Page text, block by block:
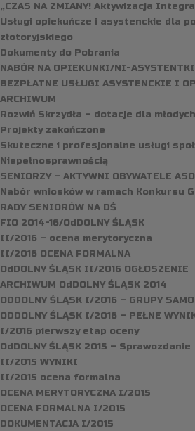
„CZAS NA ZMIANY! Aktywizacja
Usługi opiekuńcze i asystenckie dla
złotoryjskiego
Dokumenty do Pobrania
NABÓR NA OPIEKUNKI/NI-
BEZPŁATNE USŁUGI ASYSTENCKIE I
ARCHIWUM
Rozwiń Skrzydła – dotacje dla młodych
Projekty zakończone
Skuteczne i profesjonalne usługi
Niepełnosprawnością
SENIORZY – AKTYWNI OBYWATELE
Nabór wniosków w ramach Konkursu
RADY SENIORÓW NA DŚ
FIO 2014-16/OdDOLNY ŚLĄSK
II/2016 – ocena merytoryczna
II/2016 OCENA FORMALNA
OdDOLNY ŚLĄSK II/2016 OGŁOSZENIE
ARCHIWUM OdDOLNY ŚLĄSK 2014
ODDOLNY ŚLĄSK I/2016 – GRUPY
ODDOLNY ŚLĄSK I/2016 – PEŁNE
I/2016 pierwszy etap oceny
OdDOLNY ŚLĄSK 2015 – Sprawozdanie
II/2015 WYNIKI
II/2015 ocena formalna
OCENA MERYTORYCZNA I/2015
OCENA FORMALNA I/2015
DOKUMENTACJA I/2015